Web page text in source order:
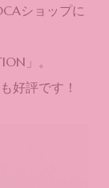
ショップに
」。
好評です！